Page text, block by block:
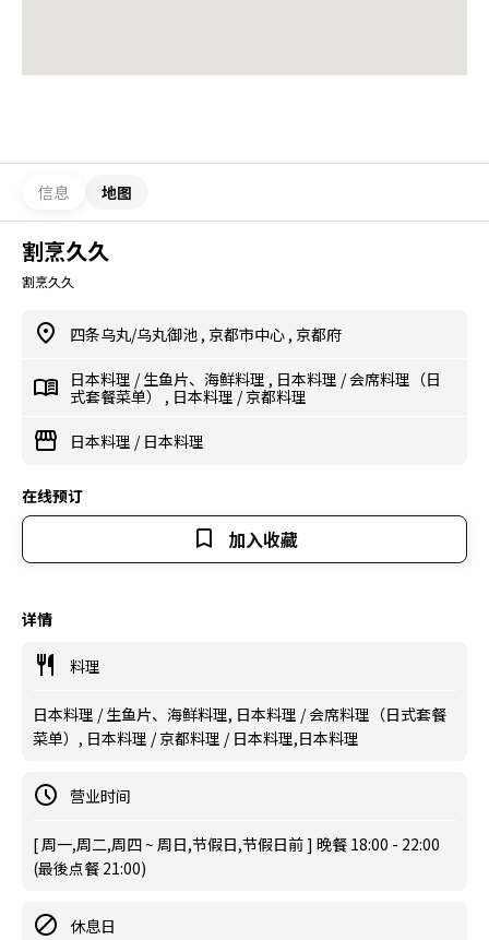
信息 地图
割烹久久
割烹久久
四条乌丸/乌丸御池 , 京都市中心 , 京都府
日本料理 /生鱼片、海鲜料理 , 日本料理 /会席料理（日
式套餐菜单） , 日本料理 /京都料理
日本料理 / 日本料理
在线预订
加入收藏
详情
料理
日本料理 / 生鱼片、海鲜料理, 日本料理 / 会席料理（日式套餐
菜单）, 日本料理 / 京都料理 / 日本料理,日本料理
营业时间
[ 周一,周二,周四 ~ 周日,节假日,节假日前 ] 晚餐 18:00 - 22:00
(最後点餐 21:00)
休息日